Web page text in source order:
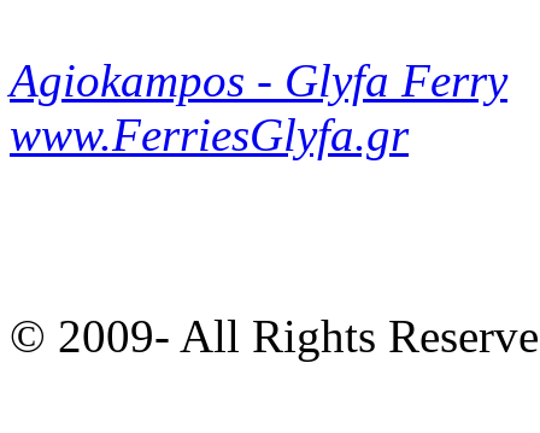
Agiokampos - Glyfa Ferry
www.FerriesGlyfa.gr
© 2009- All Rights